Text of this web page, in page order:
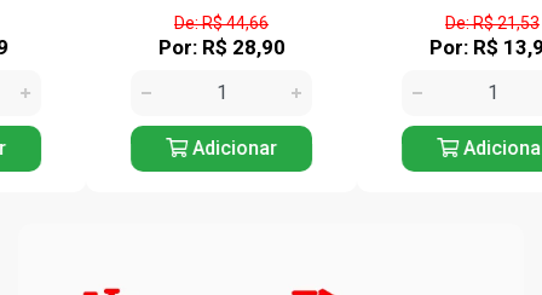
De: R$ 44,66
Por: R$ 28,90
Adicionar
De: R$ 21,53
Por: R$ 13,90
Adicionar